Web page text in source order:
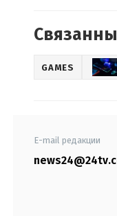
GAMES
E-mail редакции